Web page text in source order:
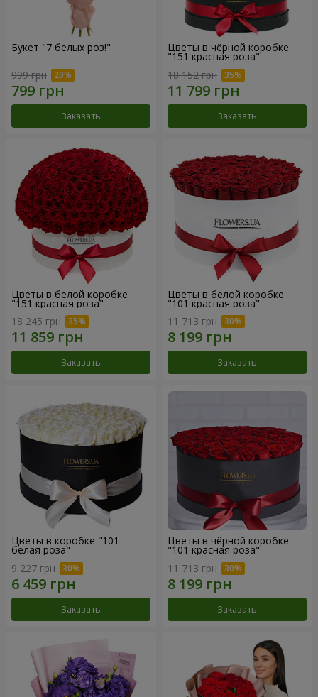
Букет "7 белых роз!"
999 грн
Заказать
Цветы в чёрной коробке
"151 красная роза"
18 152 грн
Заказать
Цветы в белой коробке
"151 красная роза"
18 245 грн
Заказать
Цветы в белой коробке
"101 красная роза"
11 713 грн
Заказать
Цветы в коробке "101
белая роза"
9 227 грн
Заказать
Цветы в чёрной коробке
"101 красная роза"
11 713 грн
Заказать